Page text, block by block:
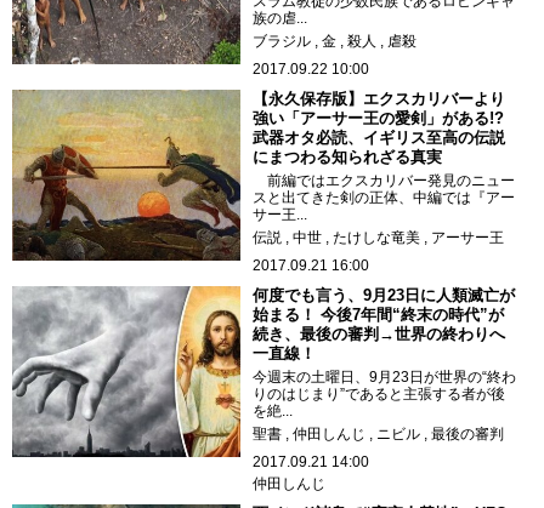
族の虐...
ブラジル
金 殺人
虐殺
2017.09.22 10:00
【永久保存版】エクスカリバーより
強い「アーサー王の愛剣」がある!?
武器オタ必読、イギリス至高の伝説
にまつわる知られざる真実
前編ではエクスカリバー発見のニュー
スと出てきた剣の正体、中編では『アー
サー王...
伝説
中世 たけしな竜美
アーサー王
2017.09.21 16:00
何度でも言う、9月23日に人類滅亡が
始まる！ 今後7年間“終末の時代”が
続き、最後の審判→世界の終わりへ
一直線！
今週末の土曜日、9月23日が世界の“終わ
りのはじまり”であると主張する者が後
を絶...
聖書
仲田しんじ ニビル
最後の審判
2017.09.21 14:00
仲田しんじ